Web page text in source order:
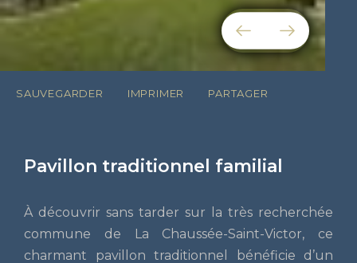
SAUVEGARDER IMPRIMER PARTAGER
Pavillon traditionnel familial
À découvrir sans tarder sur la très recherchée
commune de La Chaussée-Saint-Victor, ce
charmant pavillon traditionnel bénéficie d’un